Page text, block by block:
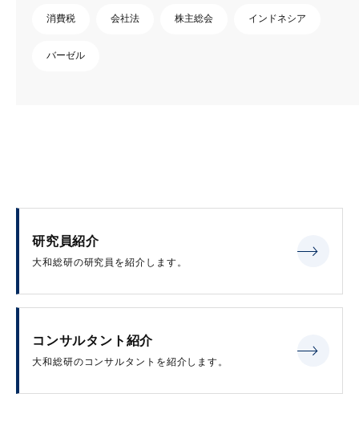
消費税 会社法 株主総会 インドネシア
バーゼル
研究員紹介
大和総研の研究員を紹介します。
コンサルタント紹介
大和総研のコンサルタントを紹介します。